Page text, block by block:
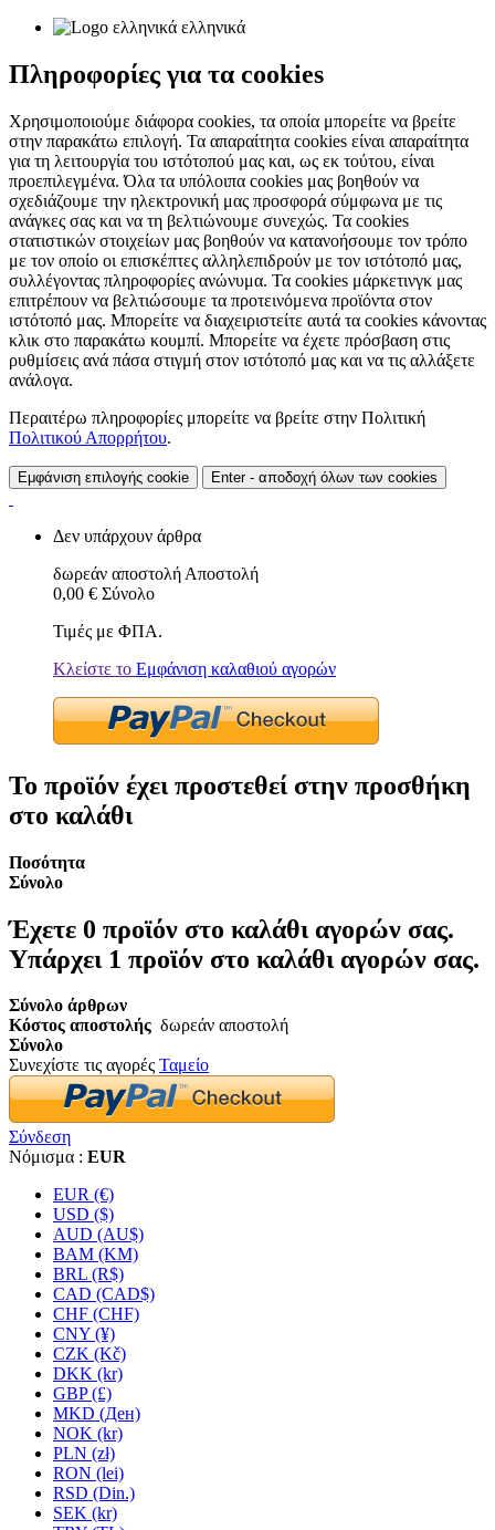
ελληνικά
Πληροφορίες για τα cookies
Χρησιμοποιούμε διάφορα cookies, τα οποία μπορείτε να βρείτε
στην παρακάτω επιλογή. Τα απαραίτητα cookies είναι απαραίτητα
για τη λειτουργία του ιστότοπού μας και, ως εκ τούτου, είναι
προεπιλεγμένα. Όλα τα υπόλοιπα cookies μας βοηθούν να
σχεδιάζουμε την ηλεκτρονική μας προσφορά σύμφωνα με τις
ανάγκες σας και να τη βελτιώνουμε συνεχώς. Τα cookies
στατιστικών στοιχείων μας βοηθούν να κατανοήσουμε τον τρόπο
με τον οποίο οι επισκέπτες αλληλεπιδρούν με τον ιστότοπό μας,
συλλέγοντας πληροφορίες ανώνυμα. Τα cookies μάρκετινγκ μας
επιτρέπουν να βελτιώσουμε τα προτεινόμενα προϊόντα στον
ιστότοπό μας. Μπορείτε να διαχειριστείτε αυτά τα cookies κάνοντας
κλικ στο παρακάτω κουμπί. Μπορείτε να έχετε πρόσβαση στις
ρυθμίσεις ανά πάσα στιγμή στον ιστότοπό μας και να τις αλλάξετε
ανάλογα.
Περαιτέρω πληροφορίες μπορείτε να βρείτε στην Πολιτική
Πολιτικού Απορρήτου.
Εμφάνιση επιλογής cookie Enter - αποδοχή όλων των cookies
Δεν υπάρχουν άρθρα
δωρεάν αποστολή Αποστολή
0,00 € Σύνολο
Τιμές με ΦΠΑ.
Κλείστε το Εμφάνιση καλαθιού αγορών
Το προϊόν έχει προστεθεί στην προσθήκη
στο καλάθι
Ποσότητα
Σύνολο
Έχετε 0 προϊόν στο καλάθι αγορών σας.
Υπάρχει 1 προϊόν στο καλάθι αγορών σας.
Σύνολο άρθρων
Κόστος αποστολής δωρεάν αποστολή
Σύνολο
Συνεχίστε τις αγορές Ταμείο
Σύνδεση
Νόμισμα : EUR
EUR (€)
USD ($)
AUD (AU$)
BAM (KM)
BRL (R$)
CAD (CAD$)
CHF (CHF)
CNY (¥)
CZK (Kč)
DKK (kr)
GBP (£)
MKD (Ден)
NOK (kr)
PLN (zł)
RON (lei)
RSD (Din.)
SEK (kr)